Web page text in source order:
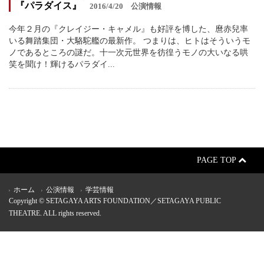
『パラダイス』 2016/4/20 公演情報
今年２月の『クレイジー・キャメル』も好評を博した、麿赤兒率
いる舞踏集団・大駱駝艦の最新作。 つまりは、ヒトはそういうモ
ノであるところの謎だ。十一次元世界を彷徨うモノの大いなる哄
笑を聞け！輝けるパラダイ...
PAGE TOP
ホーム 公演情報
学芸情報
Copyright © SETAGAYA ARTS FOUNDATION／SETAGAYA PUBLIC
THEATRE. ALL rights reserved.